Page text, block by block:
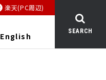
楽天(PC周辺)
English SEARCH